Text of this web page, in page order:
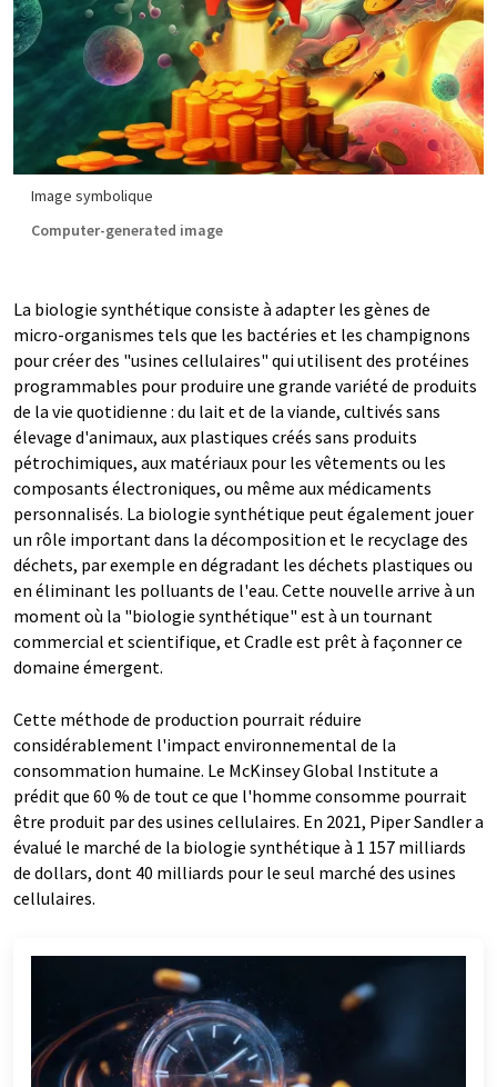
Image symbolique
Computer-generated image
La biologie synthétique consiste à adapter les gènes de
micro-organismes tels que les bactéries et les champignons
pour créer des "usines cellulaires" qui utilisent des protéines
programmables pour produire une grande variété de produits
de la vie quotidienne : du lait et de la viande, cultivés sans
élevage d'animaux, aux plastiques créés sans produits
pétrochimiques, aux matériaux pour les vêtements ou les
composants électroniques, ou même aux médicaments
personnalisés. La biologie synthétique peut également jouer
un rôle important dans la décomposition et le recyclage des
déchets, par exemple en dégradant les déchets plastiques ou
en éliminant les polluants de l'eau. Cette nouvelle arrive à un
moment où la "biologie synthétique" est à un tournant
commercial et scientifique, et Cradle est prêt à façonner ce
domaine émergent.
Cette méthode de production pourrait réduire
considérablement l'impact environnemental de la
consommation humaine. Le McKinsey Global Institute a
prédit que 60 % de tout ce que l'homme consomme pourrait
être produit par des usines cellulaires. En 2021, Piper Sandler a
évalué le marché de la biologie synthétique à 1 157 milliards
de dollars, dont 40 milliards pour le seul marché des usines
cellulaires.